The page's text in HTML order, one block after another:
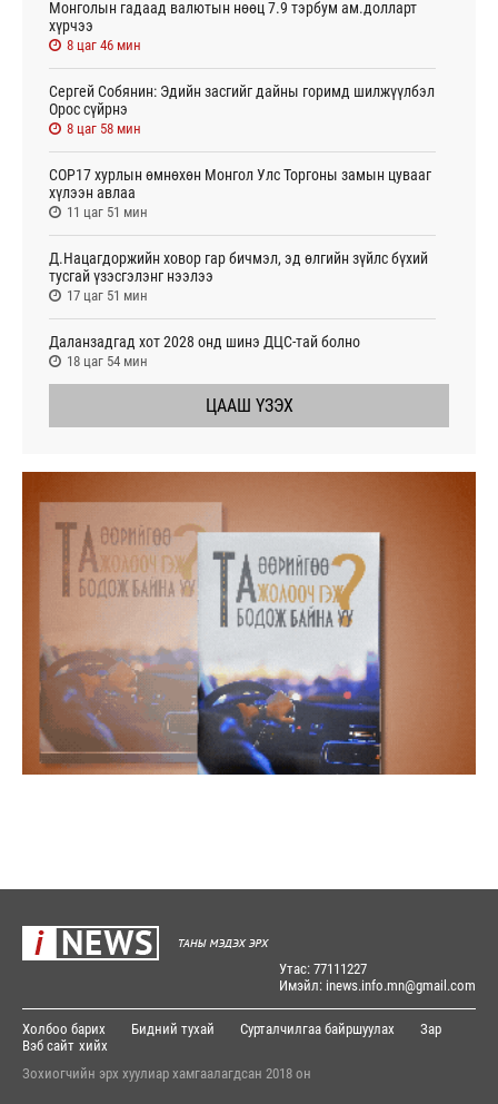
Монголын гадаад валютын нөөц 7.9 тэрбум ам.долларт
хүрчээ
8 цаг 46 мин
Сергей Собянин: Эдийн засгийг дайны горимд шилжүүлбэл
Орос сүйрнэ
8 цаг 58 мин
COP17 хурлын өмнөхөн Монгол Улс Торгоны замын цувааг
хүлээн авлаа
11 цаг 51 мин
Д.Нацагдоржийн ховор гар бичмэл, эд өлгийн зүйлс бүхий
тусгай үзэсгэлэнг нээлээ
17 цаг 51 мин
Даланзадгад хот 2028 онд шинэ ДЦС-тай болно
18 цаг 54 мин
ЦААШ ҮЗЭХ
Утас: 77111227
Имэйл: inews.info.mn@gmail.com
Холбоо барих Бидний тухай Сурталчилгаа байршуулах
Зар
Вэб сайт хийх
Зохиогчийн эрх хуулиар хамгаалагдсан 2018 он